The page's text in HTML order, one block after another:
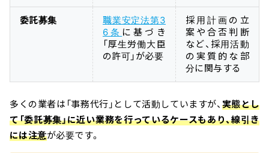
委託募集
職業安定法第3
6条 に基づき
「厚生労働大臣
の許可」が必要
採用計画の立
案や合否判断
など、採用活動
の実質的な部
分に関与する
多くの業者は「事務代行」として活動していますが、 実態とし
て「委託募集」に近い業務を行っているケースもあり、線引き
には注意が必要です。